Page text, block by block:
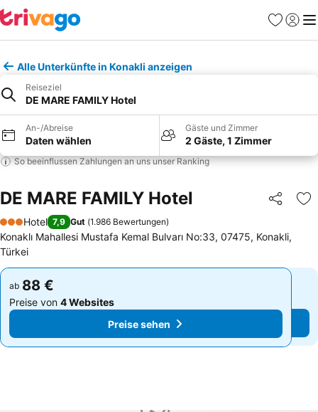
Favoriten
Alle Unterkünfte in Konakli anzeigen
Reiseziel
DE MARE FAMILY Hotel
An-/Abreise
Daten wählen
Gäste und Zimmer
2 Gäste, 1 Zimmer
So beeinflussen Zahlungen an uns unser Ranking
DE MARE FAMILY Hotel Teilen
3 Sterne
Hotel 7,9 Gut (1.986 Bewertungen)
Konaklı Mahallesi Mustafa Kemal Bulvarı No:33, 07475, Konakli,
Türkei
ab 88 €
Preise von 4 Websites
Preise sehen
ab 88 €
Preise von 4 Websites
Preise sehen